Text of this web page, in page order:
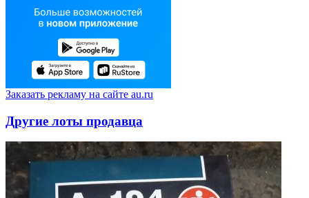
Заказать рекламу на сайте au.ru
Другие лоты продавца